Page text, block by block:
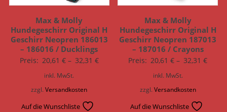
Max & Molly
Hundegeschirr Original H
Geschirr Neopren 186013
– 186016 / Ducklings
Preis: 20,61 €– 32,31 €
inkl. MwSt.
zzgl.Versandkosten
Auf die Wunschliste
Max & Molly
Hundegeschirr Original H
Geschirr Neopren 187013
– 187016 / Crayons
Preis: 20,61€ – 32,31€
inkl. MwSt.
zzgl.Versandkosten
Auf die Wunschliste